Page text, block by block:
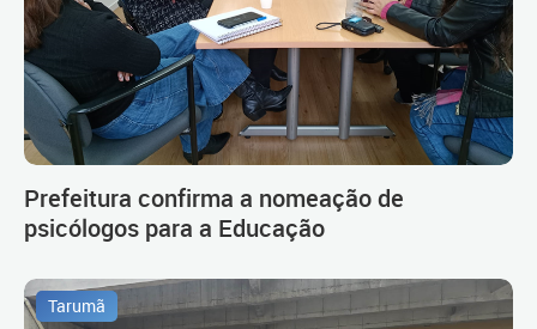
Prefeitura confirma a nomeação de
psicólogos para a Educação
Tarumã